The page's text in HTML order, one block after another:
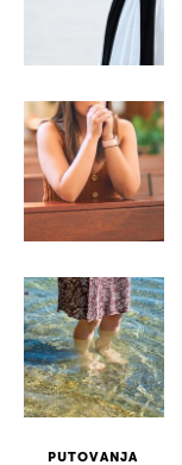
PUTOVANJA